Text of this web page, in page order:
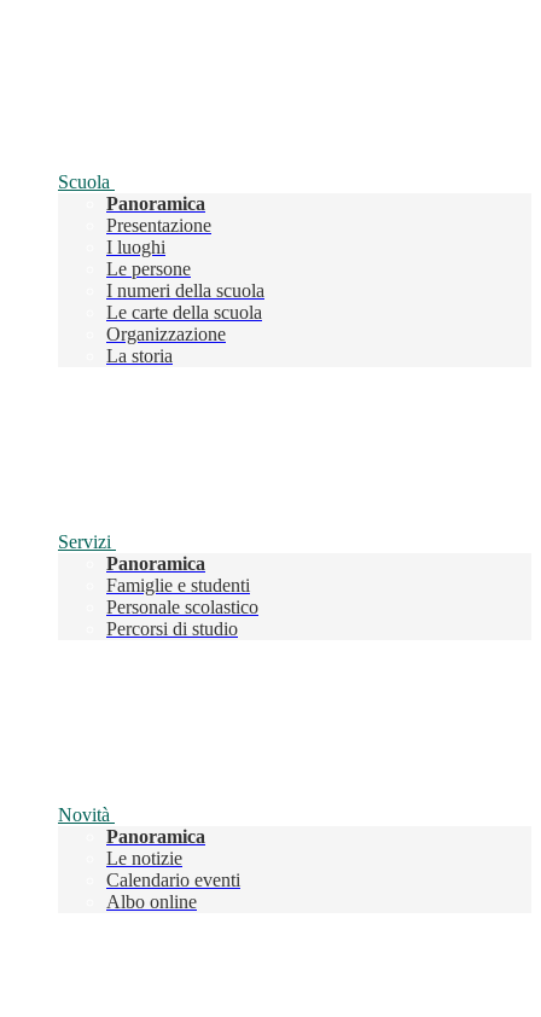
Scuola
Panoramica
Presentazione
I luoghi
Le persone
I numeri della scuola
Le carte della scuola
Organizzazione
La storia
Servizi
Panoramica
Famiglie e studenti
Personale scolastico
Percorsi di studio
Novità
Panoramica
Le notizie
Calendario eventi
Albo online